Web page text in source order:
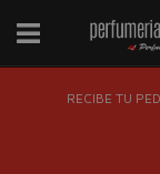
RECIBE TU